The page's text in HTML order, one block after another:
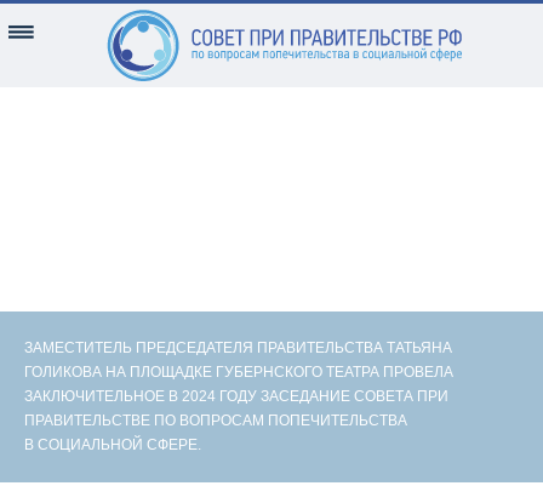
ЗАМЕСТИТЕЛЬ ПРЕДСЕДАТЕЛЯ ПРАВИТЕЛЬСТВА ТАТЬЯНА
ГОЛИКОВА НА ПЛОЩАДКЕ ГУБЕРНСКОГО ТЕАТРА ПРОВЕЛА
ЗАКЛЮЧИТЕЛЬНОЕ В 2024 ГОДУ ЗАСЕДАНИЕ СОВЕТА ПРИ
ПРАВИТЕЛЬСТВЕ ПО ВОПРОСАМ ПОПЕЧИТЕЛЬСТВА
В СОЦИАЛЬНОЙ СФЕРЕ.